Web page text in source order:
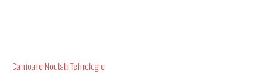
Camioane NoutatiTehnologie